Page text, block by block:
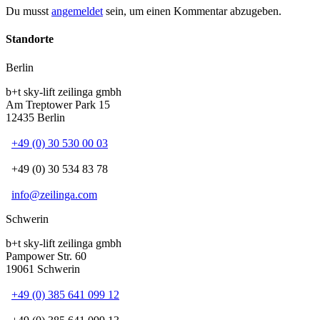
Du musst angemeldet sein, um einen Kommentar abzugeben.
Standorte
Berlin
b+t sky-lift zeilinga gmbh
Am Treptower Park 15
12435 Berlin
+49 (0) 30 530 00 03
+49 (0) 30 534 83 78
info@zeilinga.com
Schwerin
b+t sky-lift zeilinga gmbh
Pampower Str. 60
19061 Schwerin
+49 (0) 385 641 099 12